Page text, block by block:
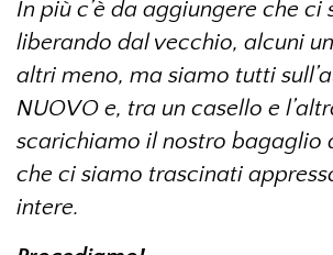
In più c’è da aggiungere che ci
liberando dal vecchio, alcuni
altri meno, ma siamo tutti
NUOVO e, tra un casello e
scarichiamo il nostro bagaglio
che ci siamo trascinati
intere.